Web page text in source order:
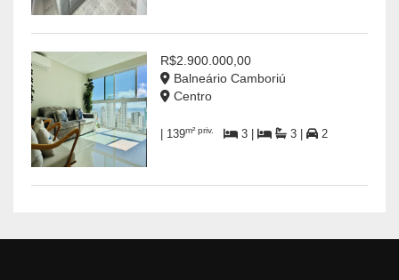
R$2.900.000,00
Balneário Camboriú
Centro
| 139m² priv. 3 | 3 | 2